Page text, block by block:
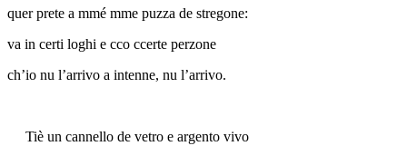
quer prete a mmé mme puzza de stregone:
va in certi loghi e cco ccerte perzone
ch’io nu l’arrivo a intenne, nu l’arrivo.
Tiè un cannello de vetro e argento vivo